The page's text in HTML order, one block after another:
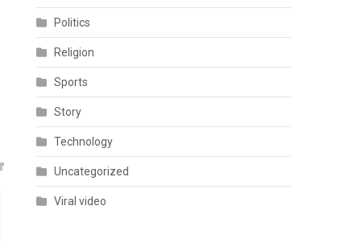
Politics
Religion
Sports
Story
Technology
Uncategorized
Viral video